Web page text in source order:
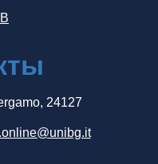
24127